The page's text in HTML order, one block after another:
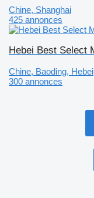
Chine, Shanghai
425 annonces
Hebei Best Select
Chine, Baoding, Hebei
300 annonces